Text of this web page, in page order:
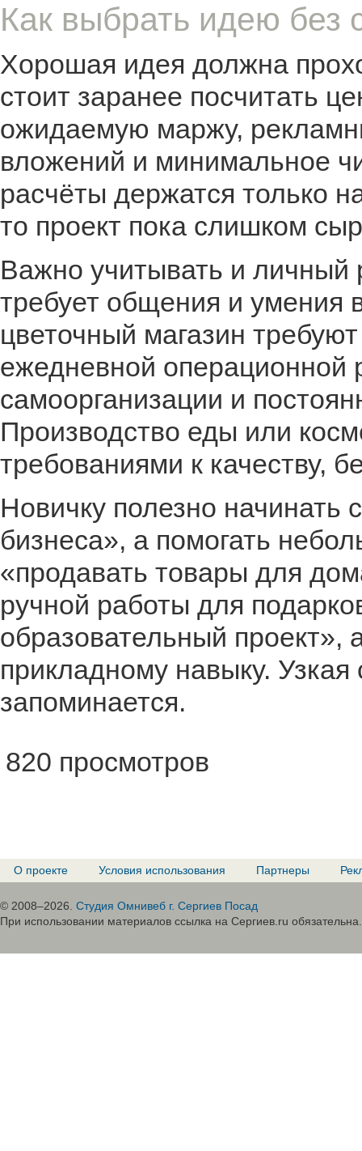
Как выбрать идею без
Хорошая идея должна
стоит заранее посчитать
ожидаемую маржу,
вложений и минимальное
расчёты держатся только
то проект пока слишком
Важно учитывать и личный
требует общения и умения
цветочный магазин
ежедневной операционной
самоорганизации и
Производство еды или
требованиями к качеству,
Новичку полезно начинать
бизнеса», а помогать
«продавать товары для
ручной работы для
образовательный проект»,
прикладному навыку.
запоминается.
820 просмотров
О проекте Условия использования Партнеры
© 2008–2026. Студия Омнивеб г. Сергиев Посад
При использовании материалов ссылка на Сергиев.ru обязательна.